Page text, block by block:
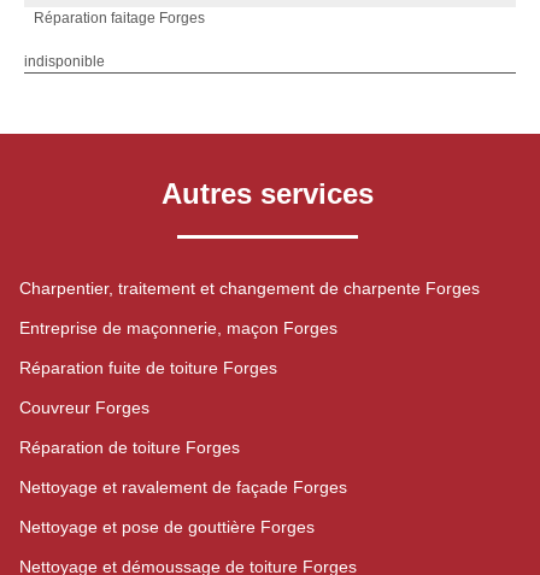
Réparation faitage Forges
indisponible
Autres services
Charpentier, traitement et changement de charpente Forges
Entreprise de maçonnerie, maçon Forges
Réparation fuite de toiture Forges
Couvreur Forges
Réparation de toiture Forges
Nettoyage et ravalement de façade Forges
Nettoyage et pose de gouttière Forges
Nettoyage et démoussage de toiture Forges